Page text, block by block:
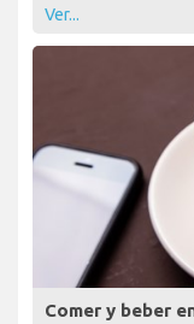
Ver...
Comer y beber